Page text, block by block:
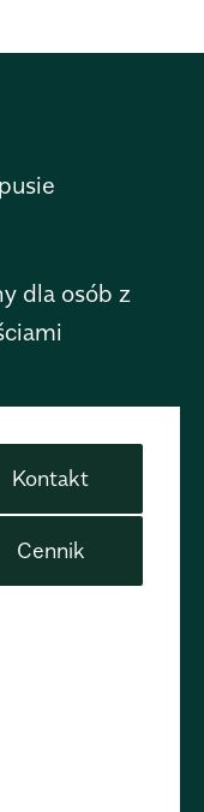
dla osób z
Kontakt
Cennik